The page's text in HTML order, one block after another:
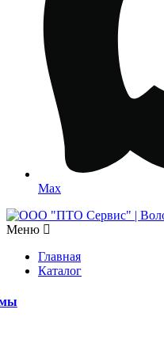
Max
Меню
Главная
Каталог